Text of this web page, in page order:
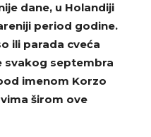
dane, u Holandiji
period godine.
ili parada cveća
svakog septembra
imenom Korzo
širom ove